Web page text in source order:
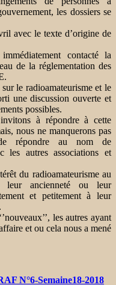
les dossiers se
avec le texte d’origine de
contacté la
de la réglementation des
le radioamateurisme et le
une discussion ouverte et
possibles.
à répondre à cette
nous ne manquerons pas
répondre au nom de
les autres associations et
du radioamateurisme au
leur ancienneté ou leur
et petitement à leur
les autres ayant
et ou cela nous a mené
N°6-Semaine18-2018